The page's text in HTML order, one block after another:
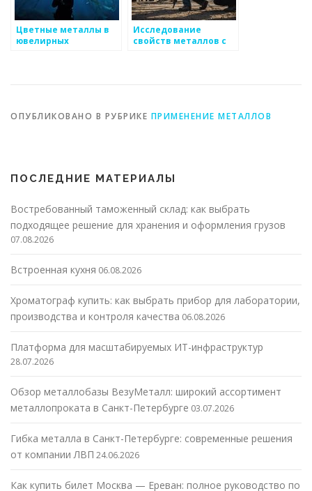
Цветные металлы в
ювелирных
Исследование
свойств металлов с
ОПУБЛИКОВАНО В РУБРИКЕ ПРИМЕНЕНИЕ МЕТАЛЛОВ
ПОСЛЕДНИЕ МАТЕРИАЛЫ
Востребованный таможенный склад: как выбрать
подходящее решение для хранения и оформления грузов
07.08.2026
Встроенная кухня 06.08.2026
Хроматограф купить: как выбрать прибор для лаборатории,
производства и контроля качества 06.08.2026
Платформа для масштабируемых ИТ-инфраструктур
28.07.2026
Обзор металлобазы ВезуМеталл: широкий ассортимент
металлопроката в Санкт-Петербурге 03.07.2026
Гибка металла в Санкт-Петербурге: современные решения
от компании ЛВП 24.06.2026
Как купить билет Москва — Ереван: полное руководство по